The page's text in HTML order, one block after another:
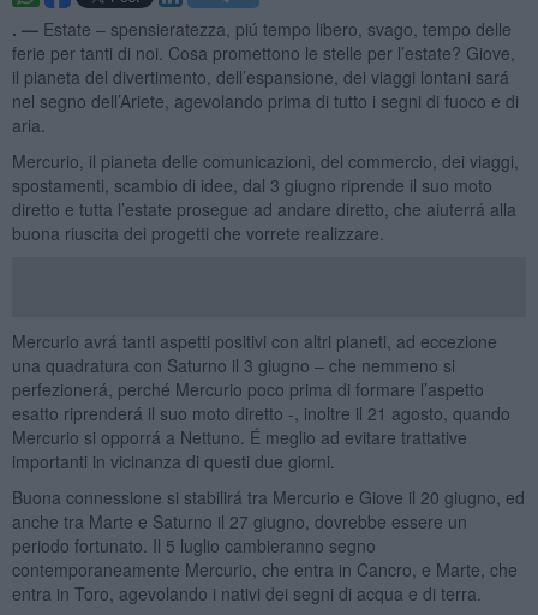
. — Estate – spensieratezza, piú tempo libero, svago, tempo delle
ferie per tanti di noi. Cosa promettono le stelle per l’estate? Giove,
il pianeta del divertimento, dell’espansione, dei viaggi lontani sará
nel segno dell’Ariete, agevolando prima di tutto i segni di fuoco e di
aria.
Mercurio, il pianeta delle comunicazioni, del commercio, dei viaggi,
spostamenti, scambio di idee, dal 3 giugno riprende il suo moto
diretto e tutta l’estate prosegue ad andare diretto, che aiuterrá alla
buona riuscita dei progetti che vorrete realizzare.
Mercurio avrá tanti aspetti positivi con altri pianeti, ad eccezione
una quadratura con Saturno il 3 giugno – che nemmeno si
perfezionerá, perché Mercurio poco prima di formare l’aspetto
esatto riprenderá il suo moto diretto -, inoltre il 21 agosto, quando
Mercurio si opporrá a Nettuno. É meglio ad evitare trattative
importanti in vicinanza di questi due giorni.
Buona connessione si stabilirá tra Mercurio e Giove il 20 giugno, ed
anche tra Marte e Saturno il 27 giugno, dovrebbe essere un
periodo fortunato. Il 5 luglio cambieranno segno
contemporaneamente Mercurio, che entra in Cancro, e Marte, che
entra in Toro, agevolando i nativi dei segni di acqua e di terra.